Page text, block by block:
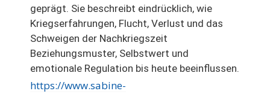
geprägt. Sie beschreibt eindrücklich, wie
Kriegserfahrungen, Flucht, Verlust und das
Schweigen der Nachkriegszeit
Beziehungsmuster, Selbstwert und
emotionale Regulation bis heute beeinflussen.
https://www.sabine-